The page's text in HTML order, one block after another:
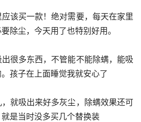
该买一款！绝对需要，每天在家里
除尘，今天用了也特别好用。
很多东西，不管能不能除螨，能吸
孩子在上面睡觉我就安心了
就吸出来好多灰尘，除螨效果还可
是当时没多买几个替换装